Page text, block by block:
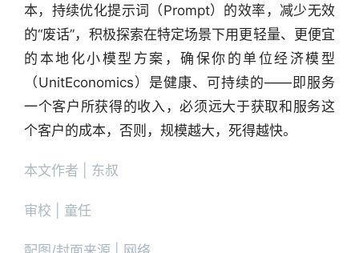
本，持续优化提示词（Prompt）的效率，减少无效
的“废话”，积极探索在特定场景下用更轻量、更便宜
的本地化小模型方案，确保你的单位经济模型
（UnitEconomics）是健康、可持续的——即服务
一个客户所获得的收入，必须远大于获取和服务这
个客户的成本，否则，规模越大，死得越快。
本文作者 | 东叔
审校 | 童任